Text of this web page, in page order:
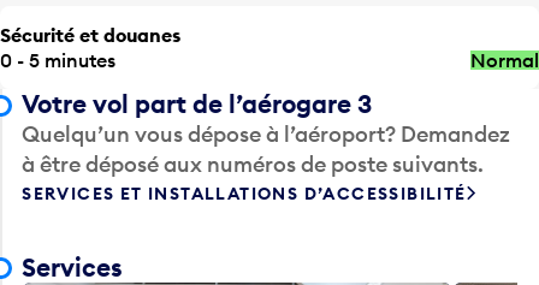
Sécurité et douanes
0 - 5 minutes
Normal
Votre vol part de l’aérogare 3
Quelqu’un vous dépose à l’aéroport? Demandez
à être déposé aux numéros de poste suivants.
SERVICES ET INSTALLATIONS D’ACCESSIBILITÉ
Services